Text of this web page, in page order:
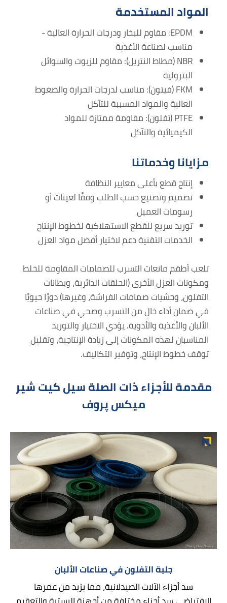
المواد المستخدمة
EPDM: مقاوم للبخار ودرجات الحرارة العالية -
مناسب لصناعة الأغذية
NBR (مطاط النتريل): مقاوم للزيوت والسوائل
البترولية
FKM (فيتون): مناسب لدرجات الحرارة والضغوط
العالية والمواد المسببة للتآكل
PTFE (تفلون): مقاومة ممتازة للمواد
الكيميائية والتآكل
مزايانا وخدماتنا
إنتاج قطع بأعلى معايير النظافة
تصميم وتصنيع حسب الطلب وفقًا لعينات أو
رسومات العميل
توريد سريع للقطع الاستهلاكية لخطوط الإنتاج
الخدمات التقنية دعم لاختيار أفضل مواد العزل
تلعب أطقم مانعات التسرب للصمامات المقاومة للخلط
ومكونات العزل الأخرى (الحلقات الدائرية، وبطانات
التفلون، وحشيات صمامات الفراشة، وغيرها) دورًا حيويًا
في ضمان أداء خالٍ من التسرب وصحي في صناعات
الألبان والأغذية والأدوية. يؤدي الاختيار والتوريد
المناسبان لهذه المكونات إلى زيادة الإنتاجية، وتقليل
توقف خطوط الإنتاج، وتوفير التكاليف.
مقدمة للأجزاء ذات الصلة سیل کیت شیر
میکس پروف
جلبة التفلون في صناعات الألبان
سد أجزاء الآلات الصيدلانية، مما يزيد من عمرها